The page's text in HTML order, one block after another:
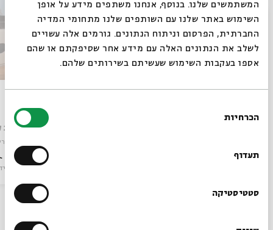
המשתמשים שלנו. בנוסף, אנחנו משתפים מידע על אופן
השימוש באתר שלנו עם השותפים שלנו מתחומי המדיה
החברתית, הפרסום וניתוח הנתונים. גורמים אלה עשויים
לשלב את הנתונים האלה עם מידע אחר שסיפקתם או שהם
אספו בעקבות השימוש שעשיתם בשירותים שלהם.
הסכמה
הכרחיות
תעדוף
סטטיסטיקה
שוב
עם: יואב
סגור